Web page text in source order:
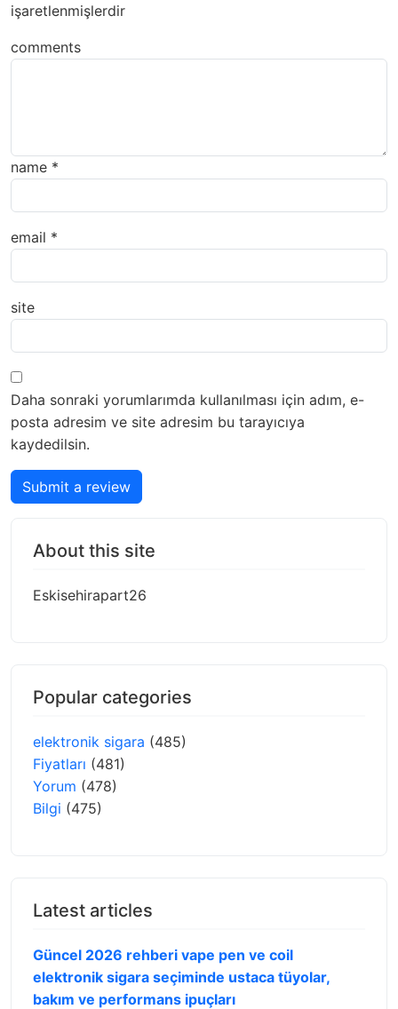
işaretlenmişlerdir
comments
name *
email *
site
Daha sonraki yorumlarımda kullanılması için adım, e-
posta adresim ve site adresim bu tarayıcıya
kaydedilsin.
Submit a review
About this site
Eskisehirapart26
Popular categories
elektronik sigara (485)
Fiyatları (481)
Yorum (478)
Bilgi (475)
Latest articles
Güncel 2026 rehberi vape pen ve coil
elektronik sigara seçiminde ustaca tüyolar,
bakım ve performans ipuçları